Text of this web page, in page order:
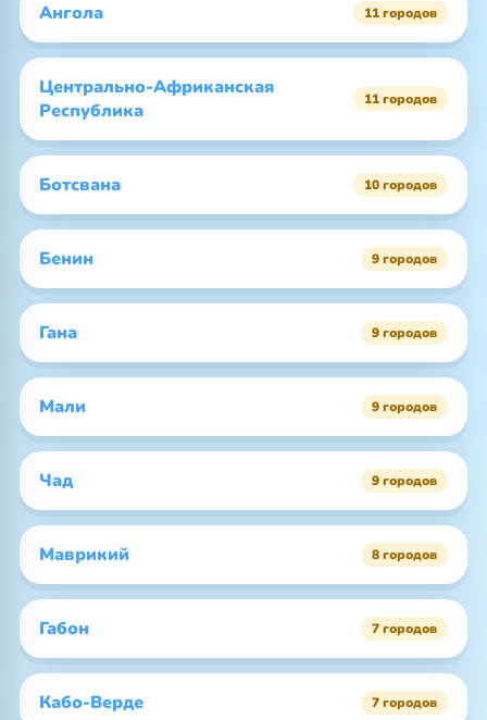
Ангола 11 городов
Центрально-Африканская
Республика
11 городов
Ботсвана 10 городов
Бенин 9 городов
Гана 9 городов
Мали 9 городов
Чад 9 городов
Маврикий 8 городов
Габон 7 городов
Кабо-Верде 7 городов